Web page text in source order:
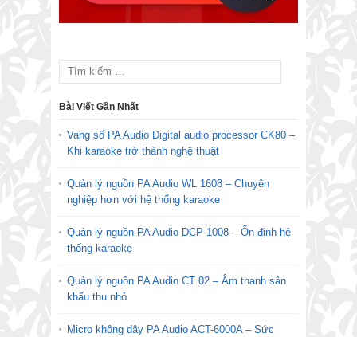
Bài Viết Gần Nhất
Vang số PA Audio Digital audio processor CK80 –
Khi karaoke trở thành nghệ thuật
Quản lý nguồn PA Audio WL 1608 – Chuyên
nghiệp hơn với hệ thống karaoke
Quản lý nguồn PA Audio DCP 1008 – Ổn định hệ
thống karaoke
Quản lý nguồn PA Audio CT 02 – Âm thanh sân
khấu thu nhỏ
Micro không dây PA Audio ACT-6000A – Sức